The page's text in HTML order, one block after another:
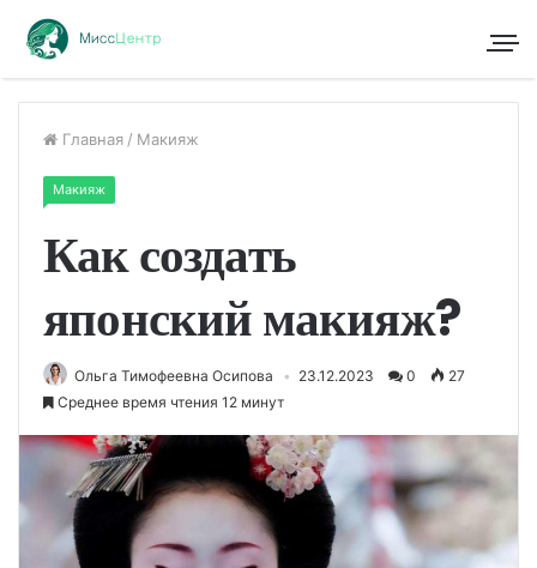
Главная / Макияж
Макияж
Как создать
японский макияж?
Ольга Тимофеевна Осипова 23.12.2023 0
27
Среднее время чтения 12 минут